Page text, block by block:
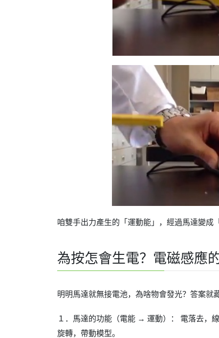
咱雙手出力產生的「運動能」，經過馬達變
為按怎會生電？電磁感應
明明馬達就無接電池，為啥物會發光？答案就
１．馬達的功能（電能 → 運動）： 電落去，
旋轉，帶動模型。